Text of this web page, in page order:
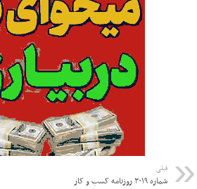
قبلی
شماره ۳۰۱۹ روزنامه کسب و کار